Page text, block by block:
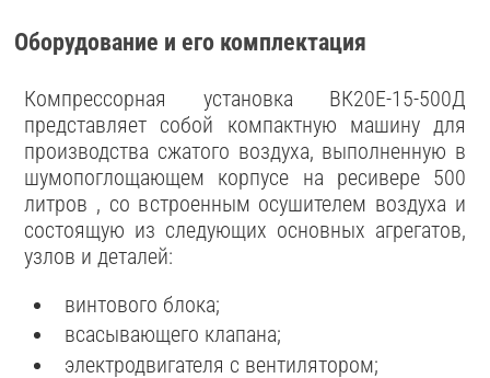
Оборудование и его комплектация
Компрессорная установка ВК20E-15-500Д
представляет собой компактную машину для
производства сжатого воздуха, выполненную в
шумопоглощающем корпусе на ресивере 500
литров , со встроенным осушителем воздуха и
состоящую из следующих основных агрегатов,
узлов и деталей:
винтового блока;
всасывающего клапана;
электродвигателя с вентилятором;